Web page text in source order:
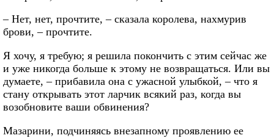
– Нет, нет, прочтите, – сказала королева, нахмурив
брови, – прочтите.
Я хочу, я требую; я решила покончить с этим сейчас же
и уже никогда больше к этому не возвращаться. Или вы
думаете, – прибавила она с ужасной улыбкой, – что я
стану открывать этот ларчик всякий раз, когда вы
возобновите ваши обвинения?
Мазарини, подчиняясь внезапному проявлению ее